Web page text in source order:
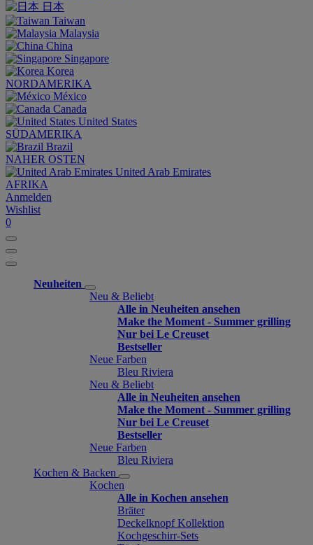
日本
Taiwan
Malaysia
China
Singapore
Korea
NORDAMERIKA
México
Canada
United States
SÜDAMERIKA
Brazil
NAHER OSTEN
United Arab Emirates
AFRIKA
Anmelden
Wishlist
0
Neuheiten
Neu & Beliebt
Alle in Neuheiten ansehen
Make the Moment - Summer grilling
Nur bei Le Creuset
Bestseller
Neue Farben
Bleu Riviera
Neu & Beliebt
Alle in Neuheiten ansehen
Make the Moment - Summer grilling
Nur bei Le Creuset
Bestseller
Neue Farben
Bleu Riviera
Kochen & Backen
Kochen
Alle in Kochen ansehen
Bräter
Deckelknopf Kollektion
Kochgeschirr-Sets